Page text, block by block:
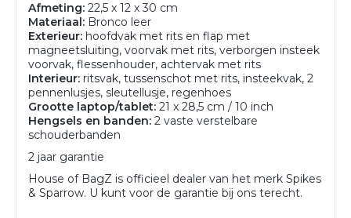
Afmeting: 22,5 x 12 x 30 cm
Materiaal: Bronco leer
Exterieur: hoofdvak met rits en flap met
magneetsluiting, voorvak met rits, verborgen insteek
voorvak, flessenhouder, achtervak met rits
Interieur: ritsvak, tussenschot met rits, insteekvak, 2
pennenlusjes, sleutellusje, regenhoes
Grootte laptop/tablet: 21 x 28,5 cm / 10 inch
Hengsels en banden: 2 vaste verstelbare
schouderbanden
2 jaar garantie
House of BagZ is officieel dealer van het merk Spikes
& Sparrow. U kunt voor de garantie bij ons terecht.